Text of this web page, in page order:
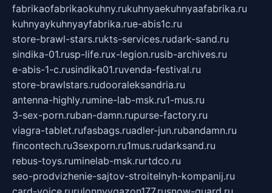
fabrikaofabrikaokuhny.rukuhnyaekuhnyaafabrika.ru
kuhnyaykuhnyayfabrika.rue-abis1c.ru
store-brawl-stars.rukts-services.rudark-sand.ru
sindika-01.rusp-life.rux-legion.rusib-archives.ru
e-abis-1-c.rusindika01.ruvenda-festival.ru
store-brawlstars.rudooraleksandria.ru
antenna-highly.rumine-lab-msk.ru1-mus.ru
3-sex-porn.ruban-damn.rupurse-factory.ru
viagra-tablet.rufasbags.ruadler-jun.rubandamn.ru
fincontech.ru3sexporn.ru1mus.rudarksand.ru
rebus-toys.ruminelab-msk.rurtdco.ru
seo-prodvizhenie-sajtov-stroitelnyh-kompanij.ru